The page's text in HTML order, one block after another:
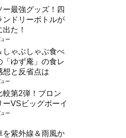
ル
ク
・
7-
ー最強グッズ！四
ンドリーボトルが
た！
ー
しゃぶしゃぶ食べ
「ゆず庵」の食レ
想と反省点は
ー
較第2弾！ブロン
ーVSビッグボーイ
ー
を紫外線＆雨風か